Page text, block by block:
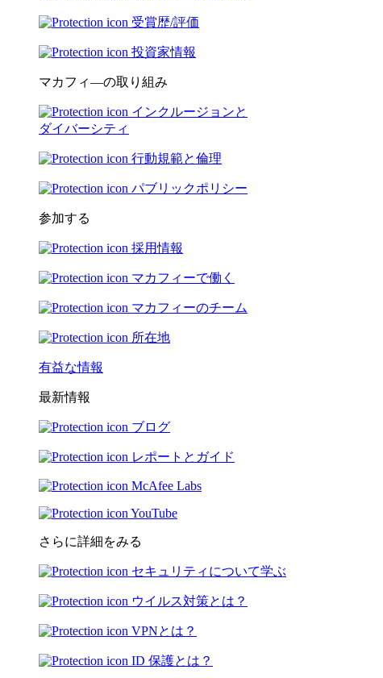
受賞歴/評価
投資家情報
マカフィ―の取り組み
インクルージョンと
ダイバーシティ
行動規範と倫理
パブリックポリシー
参加する
採用情報
マカフィーで働く
マカフィーのチーム
所在地
有益な情報
最新情報
ブログ
レポートとガイド
McAfee Labs
YouTube
さらに詳細をみる
セキュリティについて学ぶ
ウイルス対策とは？
VPNとは？
ID 保護とは？